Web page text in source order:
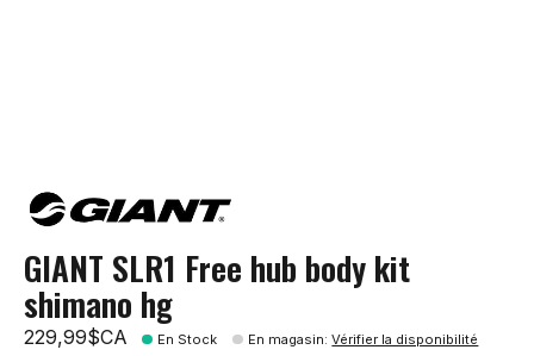
GIANT SLR1 Free hub body kit
shimano hg
229,99$CA En Stock En magasin:Vérifier la disponibilité